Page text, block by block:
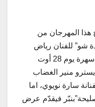
المهرجان من
شو” للفنان رياض
النهدي وذلك يوم 27 اوت، لتكون سهرة يوم 28 أوت
منير الغضاب
سارة نويوي، اما
فيقدّم عرض